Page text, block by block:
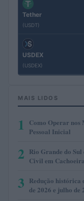
Tether
(USDT)
USDEX
(USDEX)
MAIS LIDOS
1
Como Operar nos
Pessoal Inicial
2 Rio Grande do
Civil em
3 Redução histórica
de 2026 e julho de